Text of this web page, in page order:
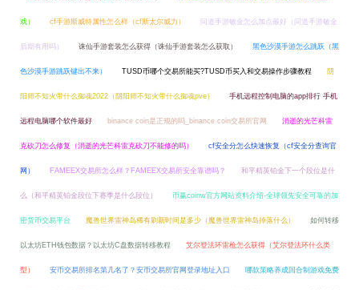
戏） cf手游斯威特属性怎么样（cf斯太尔威力） 问道手游敏金怎么加点最好（问道手游敏金
后期有用吗） 诛仙手游套装怎么获得（诛仙手游套装怎么获取） 黑色沙漠手游怎么跳跃（黑
色沙漠手游跳跃键出不来） TUSD币哪个交易所能买?TUSD币买入和交易操作步骤教程 阴
阳师不知火带什么御魂2022（阴阳师不知火带什么御魂pve） 手机远程控制电脑的app排行 手机
远程电脑哪个软件最好 binance coin是正规的吗_binance coin交易所官网 消逝的光芒科雷
克砍刀怎么修复（消逝的光芒科雷克砍刀不能修的吗） cf安全分怎么快速恢复（cf安全分查询官
网） FAMEEX交易所怎么样？FAMEEX交易所安全靠谱吗？ 和平精英铂金下一个段位是什
么（和平精英铂金段位下赛季是什么段位） 币赢coinw官方网站资料介绍-全球领先安全可靠的加
密货币交易平台 魔兽世界雷神岛稀有刷新时间是多少（魔兽世界雷神岛掉落什么） 如何转移
以太坊ETH钱包数据？以太坊C盘数据转移教程 艾尔登法环雷枪怎么获得（艾尔登法环什么类
型） 安币交易所排名第几名了？安币交易所官网登录地址入口 哪款策略养成回合制游戏免费